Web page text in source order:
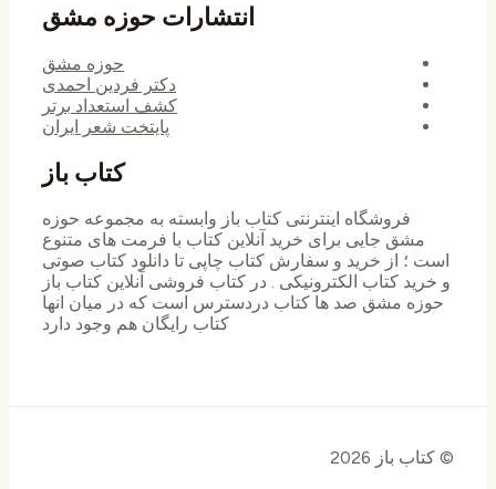
انتشارات حوزه مشق
حوزه مشق
دکتر فردین احمدی
کشف استعداد برتر
پایتخت شعر ایران
کتاب باز
فروشگاه اینترنتی کتاب باز وابسته به مجموعه حوزه
مشق جایی برای خرید ‌آنلاین کتاب با فرمت های متنوع
است ؛ از خرید و سفارش کتاب چاپی تا دانلود کتاب صوتی
و خرید کتاب الکترونیکی . در کتاب فروشی آنلاین کتاب باز
حوزه مشق صد ها کتاب دردسترس است که در میان انها
کتاب رایگان هم وجود دارد
© کتاب باز 2026